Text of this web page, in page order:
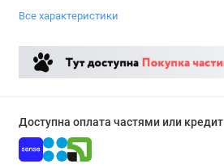
Все характеристики
Доступна оплата частями или кредит